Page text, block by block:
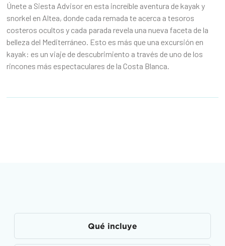
Únete a Siesta Advisor en esta increíble aventura de kayak y
snorkel en Altea, donde cada remada te acerca a tesoros
costeros ocultos y cada parada revela una nueva faceta de la
belleza del Mediterráneo. Esto es más que una excursión en
kayak: es un viaje de descubrimiento a través de uno de los
rincones más espectaculares de la Costa Blanca.‍
Qué incluye